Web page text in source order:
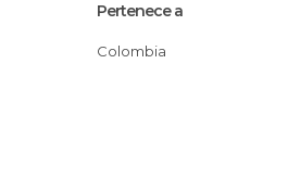
Pertenece a
Colombia